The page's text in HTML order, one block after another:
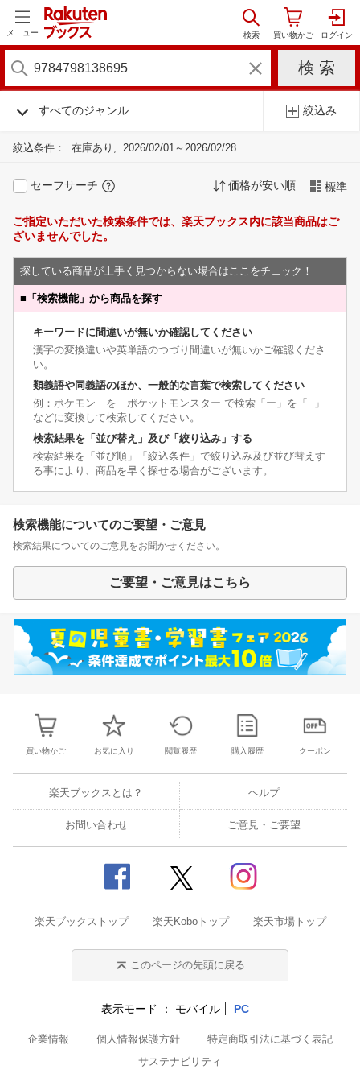
メニュー
すべてのジャンル 絞込み
絞込条件： 在庫あり 2026/02/01～2026/02/28
セーフサーチ 価格が安い順 標準
ご指定いただいた検索条件では、楽天ブックス内に該当商品はご
ざいませんでした。
探している商品が上手く見つからない場合はここをチェック！
■ 「検索機能」から商品を探す
キーワードに間違いが無いか確認してください
漢字の変換違いや英単語のつづり間違いが無いかご確認くださ
い。
類義語や同義語のほか、一般的な言葉で検索してください
例：ポケモン を ポケットモンスター で検索「ー」を「−」
などに変換して検索してください。
検索結果を「並び替え」及び「絞り込み」する
検索結果を「並び順」「絞込条件」で絞り込み及び並び替えす
る事により、商品を早く探せる場合がございます。
検索機能についてのご要望・ご意見
検索結果についてのご意見をお聞かせください。
ご要望・ご意見はこちら
買い物かご お気に入り 閲覧履歴 購入履歴 クーポン
楽天ブックスとは？ ヘルプ
お問い合わせ ご意見・ご要望
楽天ブックストップ 楽天Koboトップ 楽天市場トップ
このページの先頭に戻る
表示モード モバイル PC
企業情報 個人情報保護方針
特定商取引法に基づく表記
サステナビリティ